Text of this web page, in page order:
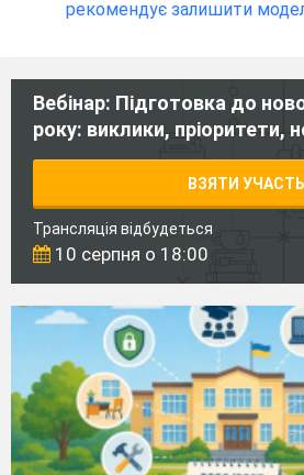
рекомендує залишити
Вебінар: Підготовка до
року: виклики, пріоритети,
ВЗЯТИ УЧАСТЬ
Трансляція відбудеться
10 серпня о 18:00